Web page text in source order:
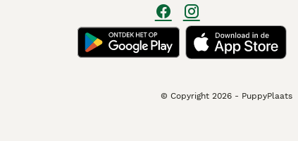
© Copyright 2026 - PuppyPlaats